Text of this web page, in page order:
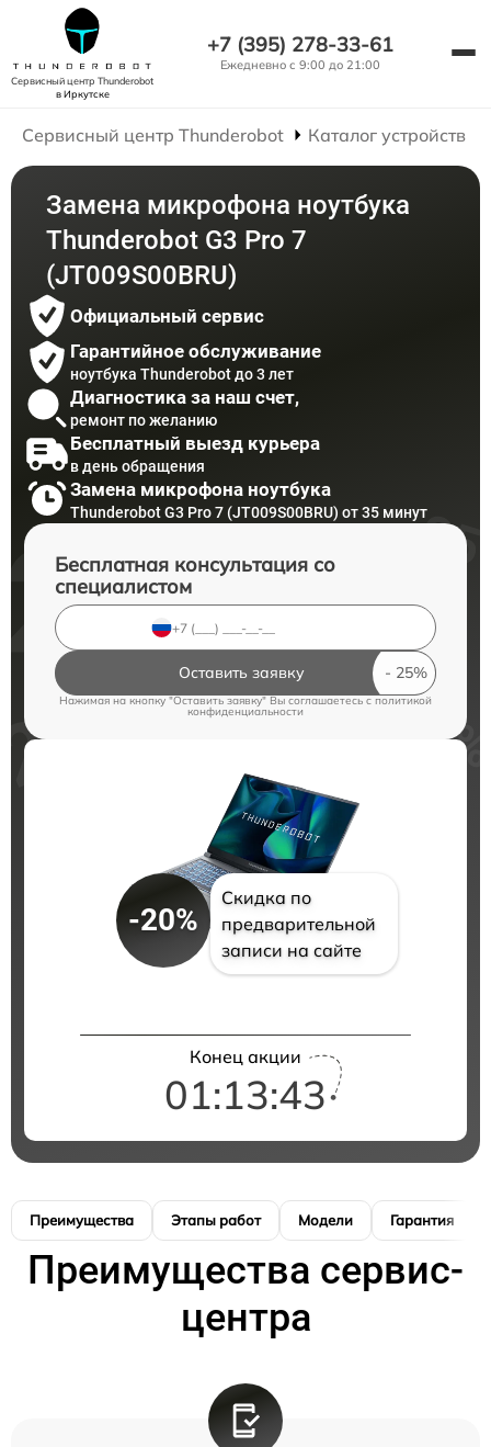
Сервисный центр Thunderobot
в Иркутске
+7 (395) 278-33-61
Ежедневно с 9:00 до 21:00
Сервисный центр Thunderobot Каталог устройств
Замена микрофона ноутбука
Thunderobot G3 Pro 7
(JT009S00BRU)
Официальный сервис
Гарантийное обслуживание
ноутбука Thunderobot до 3 лет
Диагностика за наш счет,
ремонт по желанию
Бесплатный выезд курьера
в день обращения
Замена микрофона ноутбука
Thunderobot G3 Pro 7 (JT009S00BRU) от 35 минут
Бесплатная консультация со
специалистом
Оставить заявку
Нажимая на кнопку "Оставить заявку" Вы соглашаетесь cполитикой
конфиденциальности
-20%
Скидка по
предварительной
записи на сайте
Конец акции
01:13:42
Преимущества Этапы работ Модели Гарантия
Преимущества сервис-
центра